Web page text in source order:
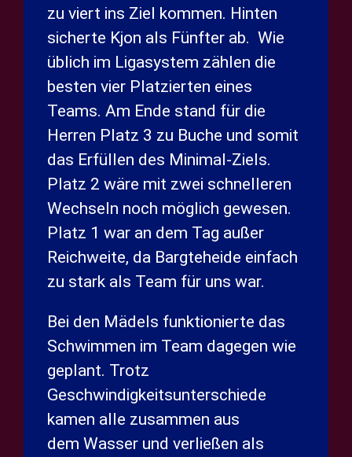
zu viert ins Ziel kommen. Hinten
sicherte Kjon als Fünfter ab. Wie
üblich im Ligasystem zählen die
besten vier Platzierten eines
Teams. Am Ende stand für die
Herren Platz 3 zu Buche und somit
das Erfüllen des Minimal-Ziels.
Platz 2 wäre mit zwei schnelleren
Wechseln noch möglich gewesen.
Platz 1 war an dem Tag außer
Reichweite, da Bargteheide einfach
zu stark als Team für uns war.
Bei den Mädels funktionierte das
Schwimmen im Team dagegen wie
geplant. Trotz
Geschwindigkeitsunterschiede
kamen alle zusammen aus
dem Wasser und verließen als